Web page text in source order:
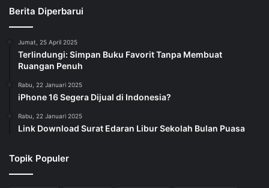
Berita Diperbarui
Jumat, 25 April 2025
Terlindungi: Simpan Buku Favorit Tanpa Membuat
Ruangan Penuh
Rabu, 22 Januari 2025
iPhone 16 Segera Dijual di Indonesia?
Rabu, 22 Januari 2025
Link Download Surat Edaran Libur Sekolah Bulan Puasa
Topik Populer